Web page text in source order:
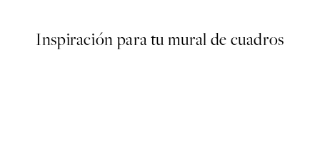
Inspiración para tu mural de cuadros